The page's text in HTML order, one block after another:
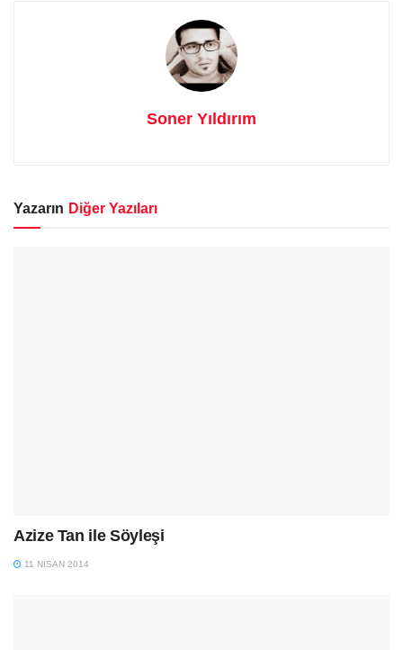
Soner Yıldırım
Yazarın Diğer Yazıları
Azize Tan ile Söyleşi
11 NISAN 2014